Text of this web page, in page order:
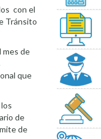
con el
Tránsito
mes de
que
de
de